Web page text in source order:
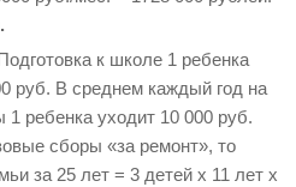
к школе 1 ребенка
руб. В среднем каждый год на
1 ребенка уходит 10 000 руб.
сборы «за ремонт», то
за 25 лет = 3 детей х 11 лет х